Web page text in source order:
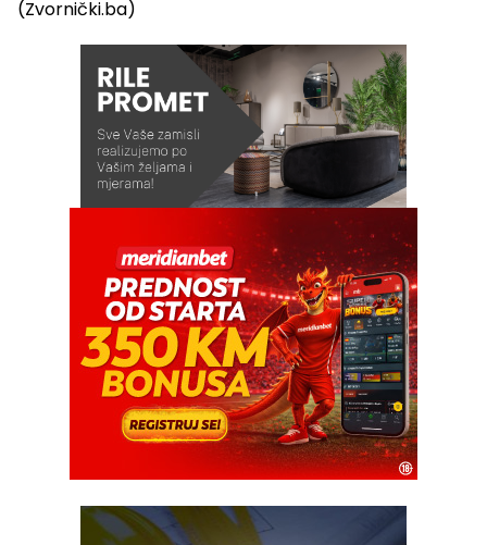
(Zvornički.ba)